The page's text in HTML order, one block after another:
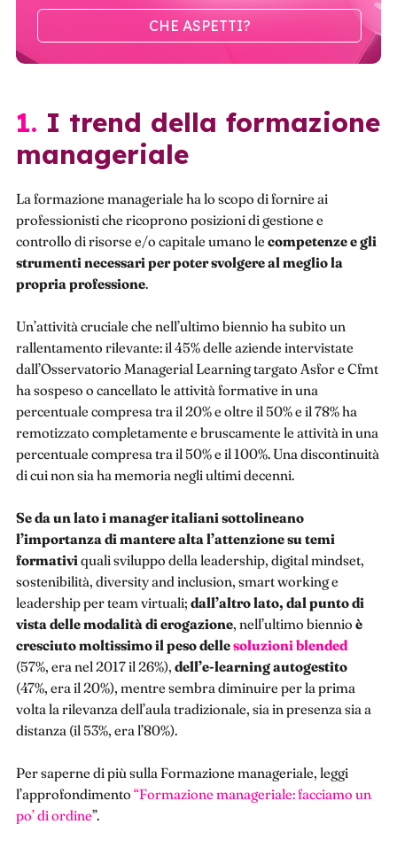
CHE ASPETTI?
1. I trend della formazione
manageriale
La formazione manageriale ha lo scopo di fornire ai
professionisti che ricoprono posizioni di gestione e
controllo di risorse e/o capitale umano le competenze e gli
strumenti necessari per poter svolgere al meglio la
propria professione.
Un’attività cruciale che nell’ultimo biennio ha subito un
rallentamento rilevante: il 45% delle aziende intervistate
dall’Osservatorio Managerial Learning targato Asfor e Cfmt
ha sospeso o cancellato le attività formative in una
percentuale compresa tra il 20% e oltre il 50% e il 78% ha
remotizzato completamente e bruscamente le attività in una
percentuale compresa tra il 50% e il 100%. Una discontinuità
di cui non sia ha memoria negli ultimi decenni.
Se da un lato i manager italiani sottolineano
l’importanza di mantere alta l’attenzione su temi
formativi quali sviluppo della leadership, digital mindset,
sostenibilità, diversity and inclusion, smart working e
leadership per team virtuali; dall’altro lato, dal punto di
vista delle modalità di erogazione, nell’ultimo biennio è
cresciuto moltissimo il peso dellesoluzioni blended
(57%, era nel 2017 il 26%), dell’e-learning autogestito
(47%, era il 20%), mentre sembra diminuire per la prima
volta la rilevanza dell’aula tradizionale, sia in presenza sia a
distanza (il 53%, era l’80%).
Per saperne di più sulla Formazione manageriale, leggi
l’approfondimento “Formazione manageriale: facciamo un
po’ di ordine”.